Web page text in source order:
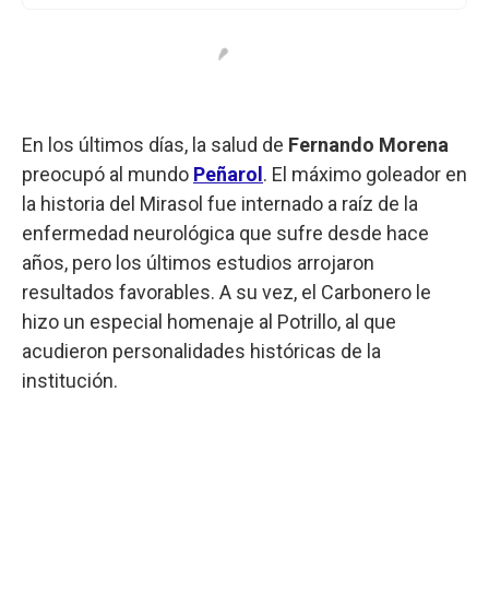
En los últimos días, la salud de Fernando Morena
preocupó al mundo Peñarol . El máximo goleador en
la historia del Mirasol fue internado a raíz de la
enfermedad neurológica que sufre desde hace
años, pero los últimos estudios arrojaron
resultados favorables. A su vez, el Carbonero le
hizo un especial homenaje al Potrillo, al que
acudieron personalidades históricas de la
institución.